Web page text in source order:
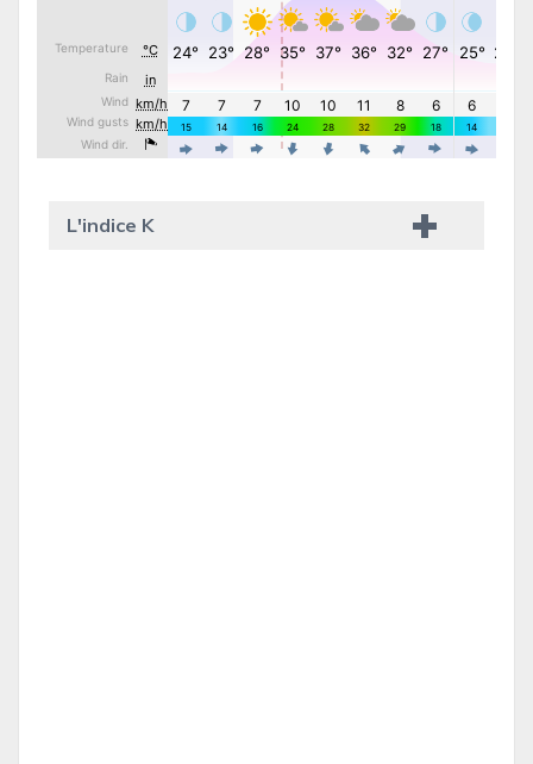
L'indice K